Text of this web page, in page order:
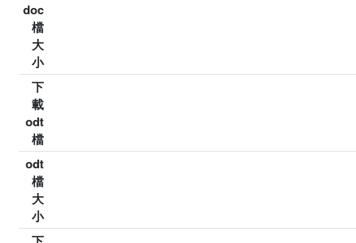
doc
檔
大
小
下
載
odt
檔
odt
檔
大
小